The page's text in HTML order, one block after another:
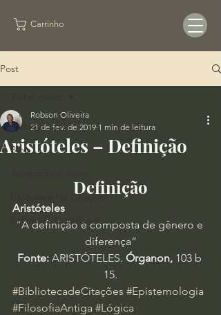
Carrinho
Post
Todos posts
Blog
Biblioteca de Citações
Reflexões Cotidianas
Aristóteles – Definição
Robson Oliveira
21 de fev. de 2019 1 min de leitura
Definição
Aristóteles
“A definição é composta de gênero e
diferença”
Fonte: ARISTÓTELES. Órganon, 103 b
15.
#BibliotecadeCitações #Epistemologia
#FilosofiaAntiga #Lógica